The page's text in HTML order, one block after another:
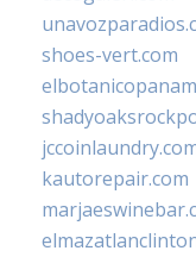
shoes-vert.com
kautorepair.com